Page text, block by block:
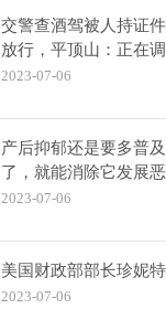
交警查酒驾被人持证
放行，平顶山：正在
2023-07-06
产后抑郁还是要多普
了，就能消除它发展
2023-07-06
美国财政部部长珍妮
2023-07-06